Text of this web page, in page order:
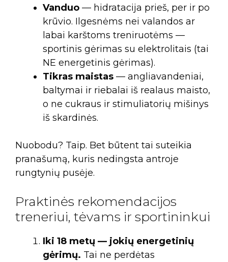
Vanduo — hidratacija prieš, per ir po
krūvio. Ilgesnėms nei valandos ar
labai karštoms treniruotėms —
sportinis gėrimas su elektrolitais (tai
NE energetinis gėrimas).
Tikras maistas — angliavandeniai,
baltymai ir riebalai iš realaus maisto,
o ne cukraus ir stimuliatorių mišinys
iš skardinės.
Nuobodu? Taip. Bet būtent tai suteikia
pranašumą, kuris nedingsta antroje
rungtynių pusėje.
Praktinės rekomendacijos
treneriui, tėvams ir sportininkui
Iki 18 metų — jokių energetinių
gėrimų. Tai ne perdėtas